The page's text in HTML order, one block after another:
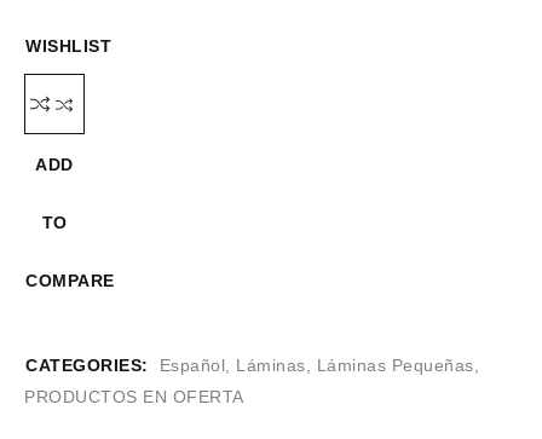
WISHLIST
ADD
TO
COMPARE
CATEGORIES: Español Láminas Láminas Pequeñas
PRODUCTOS EN OFERTA